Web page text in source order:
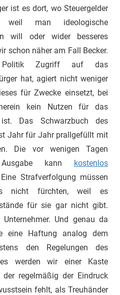
ist es dort, wo Steuergelder
weil man ideologische
will oder wider besseres
schon näher am Fall Becker.
Zugriff auf das
hat, agiert nicht weniger
für Zwecke einsetzt, bei
kein Nutzen für das
ist. Das Schwarzbuch des
Jahr für Jahr prallgefüllt mit
Die vor wenigen Tagen
Ausgabe kann kostenlos
Strafverfolgung müssen
nicht fürchten, weil es
für sie gar nicht gibt.
Und genau da
eine Haftung analog dem
den Regelungen des
werden wir einer Kaste
regelmäßig der Eindruck
fehlt, als Treuhänder